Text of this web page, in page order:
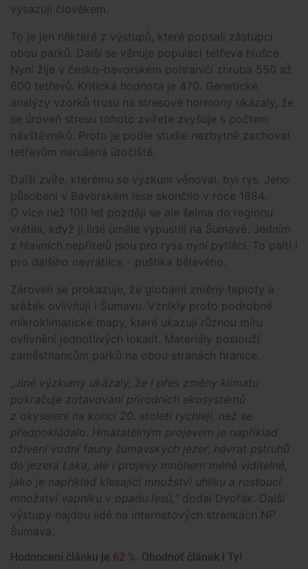
vysazují člověkem.
To je jen některé z výstupů, které popsali zástupci
obou parků. Další se věnuje populaci tetřeva hlušce.
Nyní žije v česko-bavorském pohraničí zhruba 550 až
600 tetřevů. Kritická hodnota je 470. Genetické
analýzy vzorků trusu na stresové hormony ukázaly, že
se úroveň stresu tohoto zvířete zvyšuje s počtem
návštěvníků. Proto je podle studie nezbytné zachovat
tetřevům nerušená útočiště.
Další zvíře, kterému se výzkum věnoval, byl rys. Jeho
působení v Bavorském lese skončilo v roce 1884.
O více než 100 let později se ale šelma do regionu
vrátila, když ji lidé uměle vypustili na Šumavě. Jedním
z hlavních nepřítelů jsou pro rysa nyní pytláci. To paltí i
pro dalšího navrátilce - puštíka bělavého.
Zároveň se prokazuje, že globální změny teploty a
srážek ovlivňují i Šumavu. Vznikly proto podrobné
mikroklimatické mapy, které ukazují různou míru
ovlivnění jednotlivých lokalit. Materiály poslouží
zaměstnancům parků na obou stranách hranice.
„Jiné výzkumy ukázaly, že i přes změny klimatu
pokračuje zotavování přírodních ekosystémů
z okyselení na konci 20. století rychleji, než se
předpokládalo. Hmatatelným projevem je například
oživení vodní fauny šumavských jezer, návrat pstruhů
do jezera Laka, ale i projevy mnohem méně viditelné,
jako je například klesající množství uhlíku a rostoucí
množství vápníku v opadu lesů,“ dodal Dvořák. Další
výstupy najdou lidé na internetových stránkách NP
Šumava.
Hodnocení článku je 62 %. Ohodnoť článek i Ty!